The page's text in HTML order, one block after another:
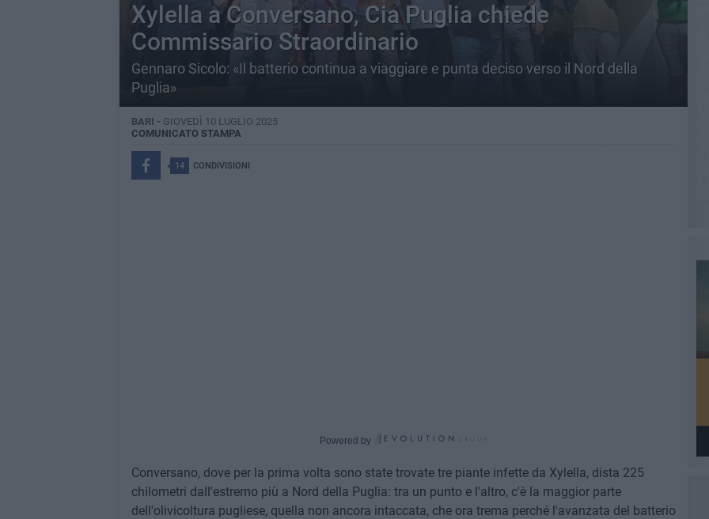
Xylella a Conversano, Cia Puglia chiede
Commissario Straordinario
Gennaro Sicolo: «Il batterio continua a viaggiare e punta deciso verso il Nord della
Puglia»
BARI - GIOVEDÌ 10 LUGLIO 2025
COMUNICATO STAMPA
14 CONDIVISIONI
Powered by
Conversano, dove per la prima volta sono state trovate tre piante infette da Xylella, dista 225
chilometri dall'estremo più a Nord della Puglia: tra un punto e l'altro, c'è la maggior parte
dell'olivicoltura pugliese, quella non ancora intaccata, che ora trema perché l'avanzata del batterio